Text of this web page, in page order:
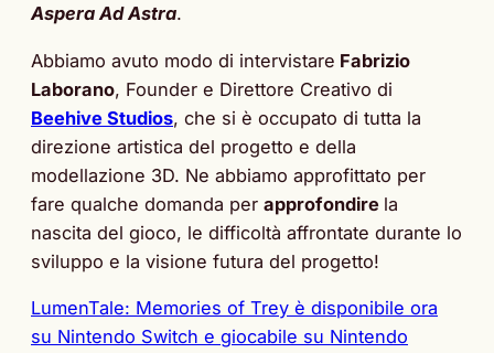
Aspera Ad Astra.
Abbiamo avuto modo di intervistare Fabrizio
Laborano, Founder e Direttore Creativo di
Beehive Studios, che si è occupato di tutta la
direzione artistica del progetto e della
modellazione 3D. Ne abbiamo approfittato per
fare qualche domanda per approfondire la
nascita del gioco, le difficoltà affrontate durante lo
sviluppo e la visione futura del progetto!
LumenTale: Memories of Trey è disponibile ora
su Nintendo Switch e giocabile su Nintendo